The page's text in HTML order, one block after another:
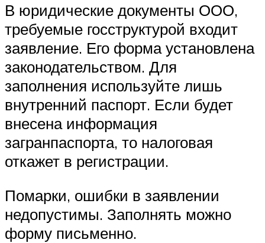
В юридические документы ООО,
требуемые госструктурой входит
заявление. Его форма установлена
законодательством. Для
заполнения используйте лишь
внутренний паспорт. Если будет
внесена информация
загранпаспорта, то налоговая
откажет в регистрации.
Помарки, ошибки в заявлении
недопустимы. Заполнять можно
форму письменно.